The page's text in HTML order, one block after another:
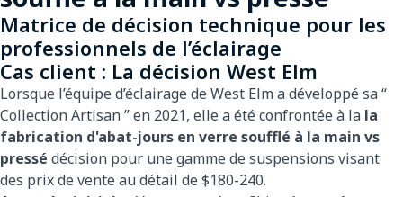
Matrice de décision technique pour les
professionnels de l’éclairage
Cas client : La décision West Elm
Lorsque l’équipe d’éclairage de West Elm a développé sa “
Collection Artisan ” en 2021, elle a été confrontée à la la
fabrication d'abat-jours en verre soufflé à la main vs
pressé décision pour une gamme de suspensions visant
des prix de vente au détail de $180-240.